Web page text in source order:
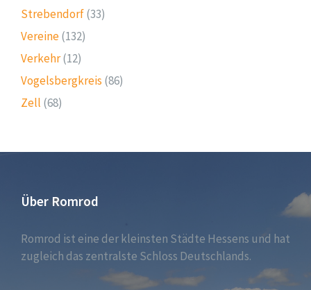
Strebendorf(33)
Vereine(132)
Verkehr(12)
Vogelsbergkreis (86)
Zell (68)
Über Romrod
Romrod ist eine der kleinsten Städte Hessens und hat
zugleich das zentralste Schloss Deutschlands.